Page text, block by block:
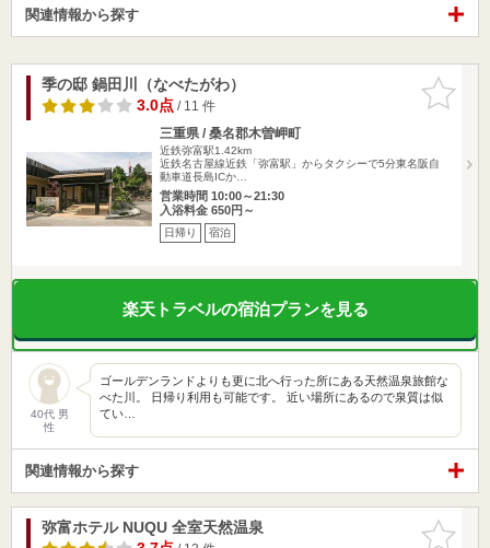
関連情報から探す
お気に入
りに追加
季の邸 鍋田川（なべたがわ）
3.0点/ 11 件
三重県 / 桑名郡木曽岬町
近鉄弥富駅1.42km
近鉄名古屋線近鉄「弥富駅」からタクシーで5分東名阪自
動車道長島ICか…
営業時間 10:00～21:30
入浴料金 650円～
日帰り 宿泊
楽天トラベルの宿泊プランを見る
40代 男
性
ゴールデンランドよりも更に北へ行った所にある天然温泉旅館な
べた川。 日帰り利用も可能です。 近い場所にあるので泉質は似
てい…
関連情報から探す
お気に入
りに追加
弥富ホテル NUQU 全室天然温泉